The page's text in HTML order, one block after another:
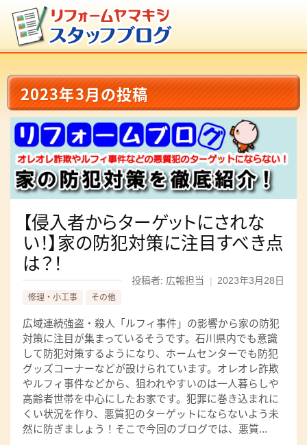
2023年3月の投稿
【侵入者からターゲットにされな
い！】家の防犯対策に注目すべき点
は？！
投稿者: 広報担当 | 2023年3月28日
修理・小工事 その他
広域連続強盗・殺人「ルフィ事件」の影響から家の防犯
対策に注目が集まっているそうです。石川県内でも意識
して防犯対策するようになり、ホームセンターでも防犯
グッズコーナーなどが設けられています。オレオレ詐欺
やルフィ事件などから、狙われやすいのは一人暮らしや
高齢者世帯を中心にしたお家です。犯罪に巻き込まれに
くい状況を作り、悪質犯のターゲットにならないよう未
然に防ぎましょう！そこで今回のブログでは、悪質...